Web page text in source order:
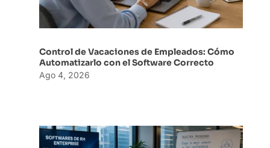
Control de Vacaciones de Empleados: Cómo
Automatizarlo con el Software Correcto
Ago 4, 2026